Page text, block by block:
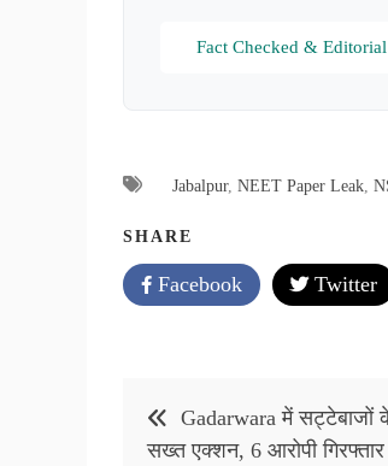
Fact Checked &
Jabalpur, NEET Paper Leak
SHARE
Facebook Twitter
Post
navigation
Gadarwara में सट्टेबाजों
सख्त एक्शन, 6 आरोपी गिरफ्तार